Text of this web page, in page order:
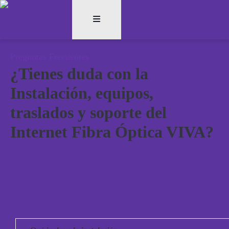
¿Tienes duda con la
Instalación, equipos,
traslados y soporte del
Internet Fibra Óptica VIVA?